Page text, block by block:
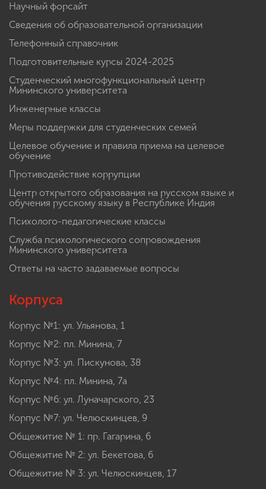
Научный форсайт
Сведения об образовательной организации
Телефонный справочник
Подготовительные курсы 2024-2025
Студенческий многофункциональный центр
Мининского университета
Инженерные классы
Меры поддержки для студенческих семей
Целевое обучение и правила приема на целевое
обучение
Противодействие коррупции
Центр открытого образования на русском языке и
обучения русскому языку в Республике Индия
Психолого-педагогические классы
Служба психологического сопровождения
Мининского университета
Ответы на часто задаваемые вопросы
Корпуса
Корпус №1: ул. Ульянова, 1
Корпус №2: пл. Минина, 7
Корпус №3: ул. Пискунова, 38
Корпус №4: пл. Минина, 7а
Корпус №6: ул. Луначарского, 23
Корпус №7: ул. Челюскинцев, 9
Общежитие № 1: пр. Гагарина, 6
Общежитие № 2: ул. Бекетова, 6
Общежитие № 3: ул. Челюскинцев, 17